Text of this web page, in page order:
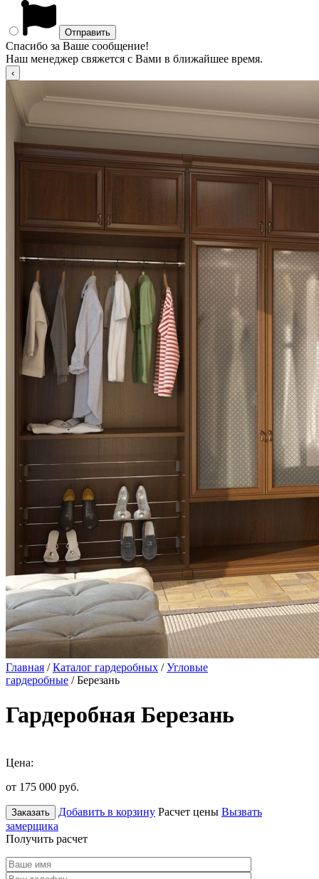
Спасибо за Ваше сообщение!
Наш менеджер свяжется с Вами в ближайшее время.
Главная /Каталог гардеробных /Угловые
гардеробные / Березань
Гардеробная Березань
Цена:
от 175 000 руб.
Заказать Добавить в корзину Расчет цены Вызвать
замерщика
Получить расчет